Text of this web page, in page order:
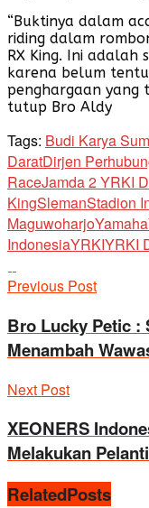
“Buktinya dalam
riding dalam
RX King. Ini adalah
karena belum
penghargaan yang
tutup Bro Aldy
Tags: Budi Karya
DaratDirjen
RaceJamda 2 YRKI
KingSlemanStadion
MaguwoharjoYamaha
IndonesiaYRKIYRKI
Previous Post
Bro Lucky Petic :
Menambah
Next Post
XEONERS
Melakukan
RelatedPosts